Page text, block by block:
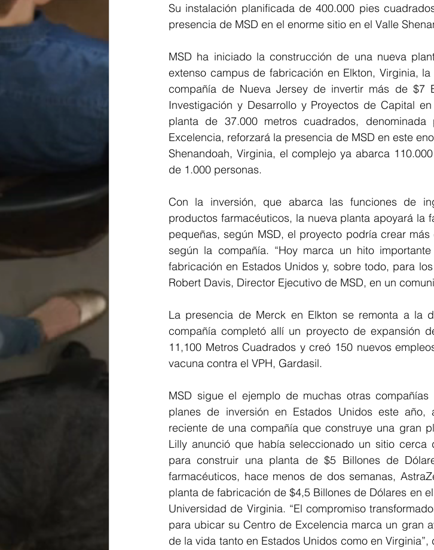
Su instalación planificada de 400.000 pies
presencia de MSD en el enorme sitio en el Valle
MSD ha iniciado la construcción de una nueva
extenso campus de fabricación en Elkton, Virginia,
compañía de Nueva Jersey de invertir más de $7
Investigación y Desarrollo y Proyectos de Capital
planta de 37.000 metros cuadrados,
Excelencia, reforzará la presencia de MSD en este
Shenandoah, Virginia, el complejo ya abarca
de 1.000 personas.
Con la inversión, que abarca las funciones de
productos farmacéuticos, la nueva planta apoyará la
pequeñas, según MSD, el proyecto podría crear
según la compañía. “Hoy marca un hito
fabricación en Estados Unidos y, sobre todo, para
Robert Davis, Director Ejecutivo de MSD, en un
La presencia de Merck en Elkton se remonta a la
compañía completó allí un proyecto de expansión
11,100 Metros Cuadrados y creó 150 nuevos
vacuna contra el VPH, Gardasil.
MSD sigue el ejemplo de muchas otras
planes de inversión en Estados Unidos este
reciente de una compañía que construye una gran
Lilly anunció que había seleccionado un sitio
para construir una planta de $5 Billones de
farmacéuticos, hace menos de dos semanas,
planta de fabricación de $4,5 Billones de Dólares en
Universidad de Virginia. “El compromiso
para ubicar su Centro de Excelencia marca un gran
de la vida tanto en Estados Unidos como en